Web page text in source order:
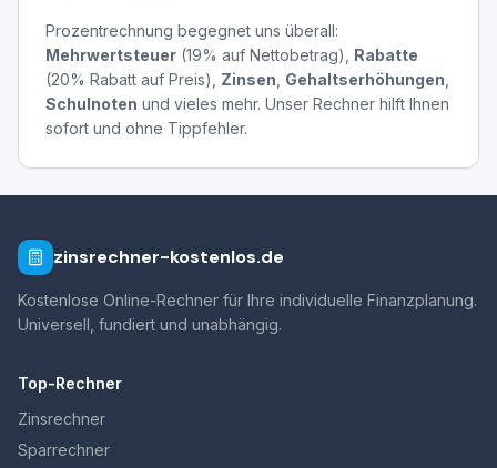
Prozentrechnung begegnet uns überall:
Mehrwertsteuer (19% auf Nettobetrag), Rabatte
(20% Rabatt auf Preis), Zinsen Gehaltserhöhungen
Schulnoten und vieles mehr. Unser Rechner hilft Ihnen
sofort und ohne Tippfehler.
zinsrechner-kostenlos.de
Kostenlose Online-Rechner für Ihre individuelle Finanzplanung.
Universell, fundiert und unabhängig.
Top-Rechner
Zinsrechner
Sparrechner